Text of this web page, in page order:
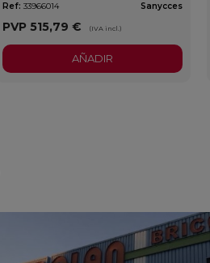
Ref: 33966014 Sanycces
PVP 515,79 € (IVA incl.)
AÑADIR